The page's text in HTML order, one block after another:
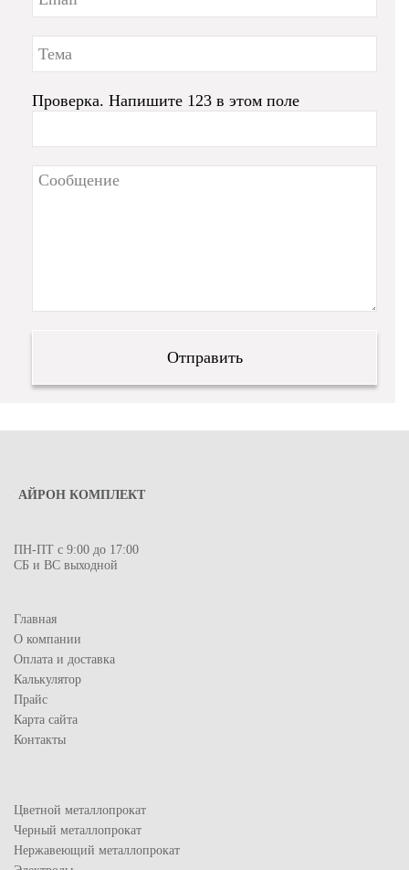
Проверка. Напишите 123 в этом поле
АЙРОН КОМПЛЕКТ
ПН-ПТ с 9:00 до 17:00
СБ и ВС выходной
Главная
О компании
Оплата и доставка
Калькулятор
Прайс
Карта сайта
Контакты
Цветной металлопрокат
Черный металлопрокат
Нержавеющий металлопрокат